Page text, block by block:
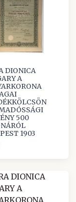
DIONICA
A
500
1903